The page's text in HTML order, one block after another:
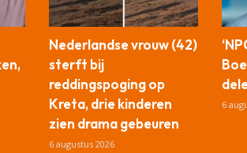
Nederlandse vrouw (42)
sterft bij
reddingspoging op
Kreta, drie kinderen
zien drama gebeuren
6 augustus 2026
6